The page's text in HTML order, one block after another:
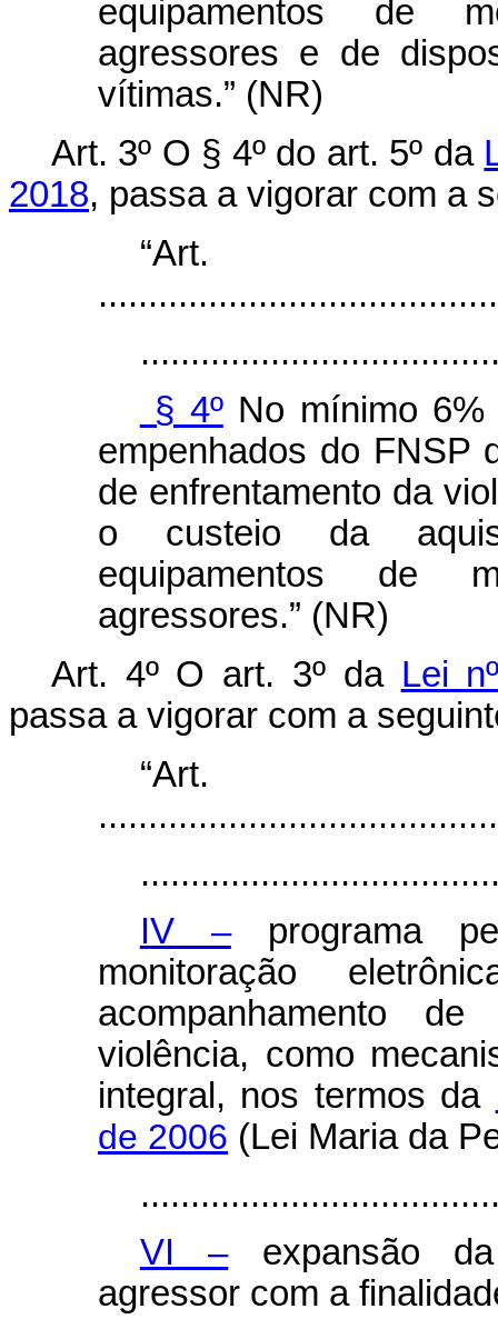
equipamentos de
agressores e de
vítimas.” (NR)
Art. 3º O § 4º do art. 5º da
2018, passa a vigorar com a
§ 4º No mínimo
empenhados do FNSP
de enfrentamento da
o custeio da
equipamentos de
agressores.” (NR)
Art. 4º O art. 3º da Lei
passa a vigorar com a
IV –programa
monitoração
acompanhamento
violência, como
integral, nos termos da
de 2006 (Lei Maria da
VI –
expansão
agressor com a